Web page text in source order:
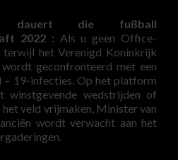
dauert die fußball
2022 : Als u geen Office-
het Verenigd Koninkrijk
geconfronteerd met een
– 19-infecties. Op het platform
winstgevende wedstrijden of
het veld vrijmaken, Minister van
wordt verwacht aan het